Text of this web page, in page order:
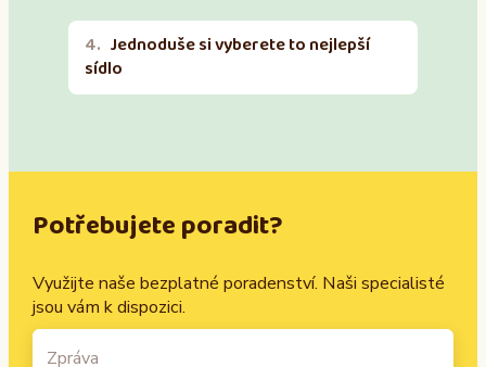
Jednoduše si vyberete to nejlepší
sídlo
Potřebujete poradit?
Využijte naše bezplatné poradenství. Naši specialisté
jsou vám k dispozici.